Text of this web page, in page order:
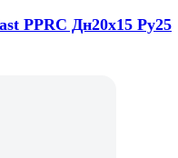
PPRC Дн20x15 Ру25